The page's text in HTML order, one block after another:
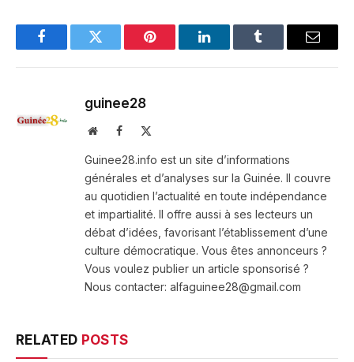
FacebookTwitter Pinterest LinkedInTumblr Email
guinee28
WebsiteFacebook
Guinee28.info est un site d’informations
générales et d’analyses sur la Guinée. Il couvre
au quotidien l’actualité en toute indépendance
et impartialité. Il offre aussi à ses lecteurs un
débat d’idées, favorisant l’établissement d’une
culture démocratique. Vous êtes annonceurs ?
Vous voulez publier un article sponsorisé ?
Nous contacter: alfaguinee28@gmail.com
RELATED POSTS